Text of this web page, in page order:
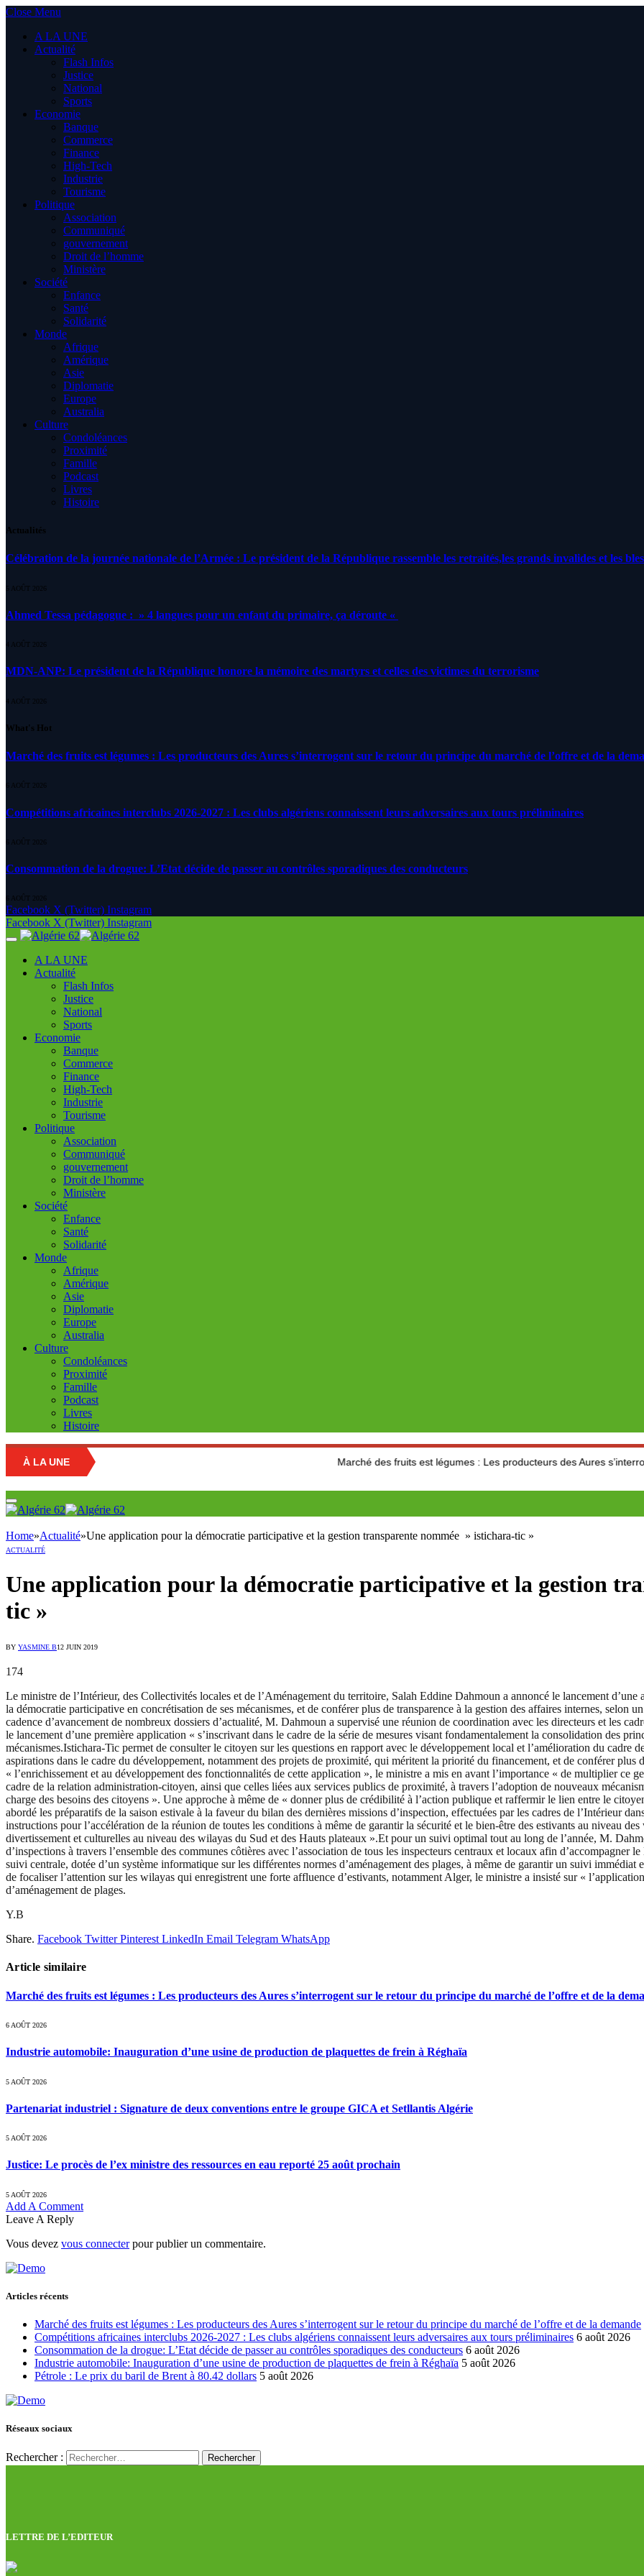
Close Menu
A LA UNE
Actualité
Flash Infos
Justice
National
Sports
Economie
Banque
Commerce
Finance
High-Tech
Industrie
Tourisme
Politique
Association
Communiqué
gouvernement
Droit de l’homme
Ministère
Société
Enfance
Santé
Solidarité
Monde
Afrique
Amérique
Asie
Diplomatie
Europe
Australia
Culture
Condoléances
Proximité
Famille
Podcast
Livres
Histoire
Actualités
Célébration de la journée nationale de l’Armée : Le président de la République rassemble les retraités,les grands invalides et les
5 AOÛT 2026
Ahmed Tessa pédagogue : » 4 langues pour un enfant du primaire, ça déroute «
4 AOÛT 2026
MDN-ANP: Le président de la République honore la mémoire des martyrs et celles des victimes du terrorisme
4 AOÛT 2026
What's Hot
Marché des fruits est légumes : Les producteurs des Aures s’interrogent sur le retour du principe du marché de l’offre et de la
6 AOÛT 2026
Compétitions africaines interclubs 2026-2027 : Les clubs algériens connaissent leurs adversaires aux tours préliminaires
6 AOÛT 2026
Consommation de la drogue: L’Etat décide de passer au contrôles sporadiques des conducteurs
6 AOÛT 2026
Facebook X (Twitter) Instagram
Facebook X (Twitter) Instagram
A LA UNE
Actualité
Flash Infos
Justice
National
Sports
Economie
Banque
Commerce
Finance
High-Tech
Industrie
Tourisme
Politique
Association
Communiqué
gouvernement
Droit de l’homme
Ministère
Société
Enfance
Santé
Solidarité
Monde
Afrique
Amérique
Asie
Diplomatie
Europe
Australia
Culture
Condoléances
Proximité
Famille
Podcast
Livres
Histoire
À LA UNE Marché des fruits est légumes : Les producteurs des Aures s’interrogent sur
Home»Actualité»Une application pour la démocratie participative et la gestion transparente nommée » istichara-tic »
ACTUALITÉ
Une application pour la démocratie participative et la gestion
tic »
BY YASMINE B12 JUIN 2019
174
Le ministre de l’Intérieur, des Collectivités locales et de l’Aménagement du territoire, Salah Eddine Dahmoun a annoncé le lancement
la démocratie participative en concrétisation de ses mécanismes, et de conférer plus de transparence à la gestion des affaires internes, selon
cadence d’avancement de nombreux dossiers d’actualité, M. Dahmoun a supervisé une réunion de coordination avec les directeurs et les
le lancement d’une première application « s’inscrivant dans le cadre de la série de mesures visant fondamentalement la consolidation des
mécanismes.Istichara-Tic permet de consulter le citoyen sur les questions en rapport avec le développement local et l’amélioration du cadre
aspirations dans le cadre du développement, notamment des projets de proximité, qui méritent la priorité du financement, et de conférer plus
« l’enrichissement et au développement des fonctionnalités de cette application », le ministre a mis en avant l’importance « de multiplier ce
cadre de la relation administration-citoyen, ainsi que celles liées aux services publics de proximité, à travers l’adoption de nouveaux
charge des besoins des citoyens ». Une approche à même de « donner plus de crédibilité à l’action publique et raffermir le lien entre le
abordé les préparatifs de la saison estivale à la faveur du bilan des dernières missions d’inspection, effectuées par les cadres de l’Intérieur
instructions pour l’accélération de la réunion de toutes les conditions à même de garantir la sécurité et le bien-être des estivants au niveau
divertissement et culturelles au niveau des wilayas du Sud et des Hauts plateaux ».Et pour un suivi optimal tout au long de l’année, M.
d’inspections à travers l’ensemble des communes côtières avec l’association de tous les inspecteurs centraux et locaux afin d’accompagner
suivi centrale, dotée d’un système informatique sur les différentes normes d’aménagement des plages, à même de garantir un suivi
de focaliser l’attention sur les wilayas qui enregistrent une forte affluence d’estivants, notamment Alger, le ministre a insisté sur «
d’aménagement de plages.
Y.B
Share. Facebook Twitter Pinterest LinkedIn Email Telegram WhatsApp
Article similaire
Marché des fruits est légumes : Les producteurs des Aures s’interrogent sur le retour du principe du marché de l’offre et de la
6 AOÛT 2026
Industrie automobile: Inauguration d’une usine de production de plaquettes de frein à Réghaïa
5 AOÛT 2026
Partenariat industriel : Signature de deux conventions entre le groupe GICA et Setllantis Algérie
5 AOÛT 2026
Justice: Le procès de l’ex ministre des ressources en eau reporté 25 août prochain
5 AOÛT 2026
Add A Comment
Leave A Reply
Vous devez vous connecterpour publier un commentaire.
Articles récents
Marché des fruits est légumes : Les producteurs des Aures s’interrogent sur le retour du principe du marché de l’offre et de la demande
Compétitions africaines interclubs 2026-2027 : Les clubs algériens connaissent leurs adversaires aux tours préliminaires 6 août 2026
Consommation de la drogue: L’Etat décide de passer au contrôles sporadiques des conducteurs 6 août 2026
Industrie automobile: Inauguration d’une usine de production de plaquettes de frein à Réghaïa 5 août 2026
Pétrole : Le prix du baril de Brent à 80.42 dollars 5 août 2026
Réseaux sociaux
Rechercher :
LETTRE DE L’EDITEUR